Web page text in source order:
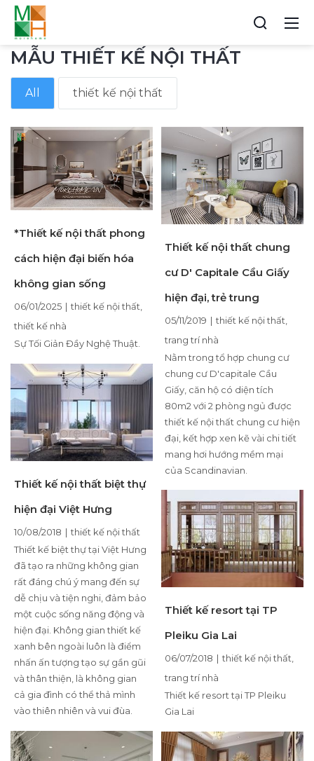
MẪU THIẾT KẾ NỘI THẤT
All thiết kế nội thất
*Thiết kế nội thất phong
cách hiện đại biến hóa
không gian sống
06/01/2025 | thiết kế nội thất,
thiết kế nhà
Sự Tối Giản Đầy Nghệ Thuật.
Thiết kế nội thất chung
cư D' Capitale Cầu Giấy
hiện đại, trẻ trung
05/11/2019 | thiết kế nội thất
trang trí nhà
Nằm trong tổ hợp chung cư
chung cư D'capitale Cầu
Giấy, căn hộ có diện tích
80m2 với 2 phòng ngủ được
thiết kế nội thất chung cư hiện
đại, kết hợp xen kẽ vài chi tiết
mang hơi hướng mềm mại
của Scandinavian.
Thiết kế nội thất biệt thự
hiện đại Việt Hưng
10/08/2018 | thiết kế nội thất
Thiết kế biệt thự tại Việt Hưng
đã tạo ra những không gian
rất đáng chú ý mang đến sự
dễ chịu và tiện nghi, đảm bảo
một cuộc sống năng động và
hiện đại. Không gian thiết kế
xanh bên ngoài luôn là điểm
nhấn ấn tượng tạo sự gần gũi
và thân thiện, là không gian
cả gia đình có thể thả mình
vào thiên nhiên và vui đùa.
Thiết kế resort tại TP
Pleiku Gia Lai
06/07/2018 | thiết kế nội thất
trang trí nhà
Thiết kế resort tại TP Pleiku
Gia Lai